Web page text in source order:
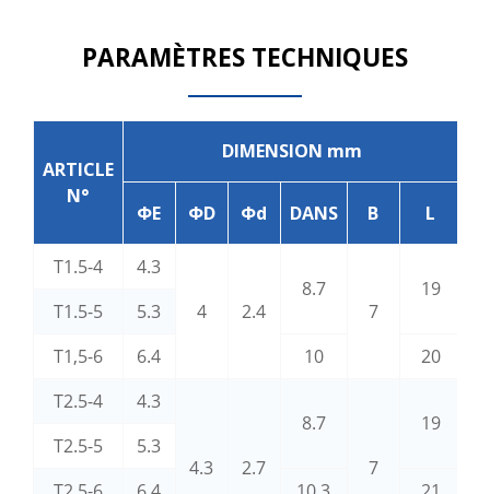
PARAMÈTRES TECHNIQUES
ARTICLE
N°
DIMENSION mm
ΦE
ΦD Φd DANS B L
T1.5-4
4.3
4
2.4
8.7
7
19
T1.5-5
5.3
T1,5-6
6.4 10
20
T2.5-4
4.3
4.3 2.7
8.7
7
19
T2.5-5
5.3